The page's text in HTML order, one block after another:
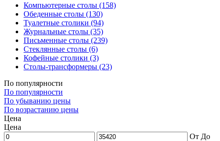
Компьютерные столы (158)
Обеденные столы (130)
Туалетные столики (94)
Журнальные столы (35)
Письменные столы (239)
Стеклянные столы (6)
Кофейные столики (3)
Столы-трансформеры (23)
По популярности
По популярности
По убыванию цены
По возрастанию цены
Цена
Цена
От До